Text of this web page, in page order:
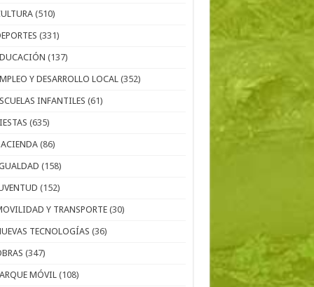
(510)
(331)
(137)
Y DESARROLLO LOCAL (352)
INFANTILES (61)
(635)
(86)
(158)
(152)
Y TRANSPORTE (30)
TECNOLOGÍAS (36)
(347)
MÓVIL (108)